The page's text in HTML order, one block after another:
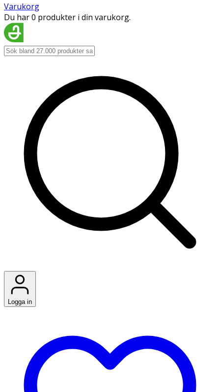
Varukorg
Du har 0 produkter i din varukorg.
Logga in